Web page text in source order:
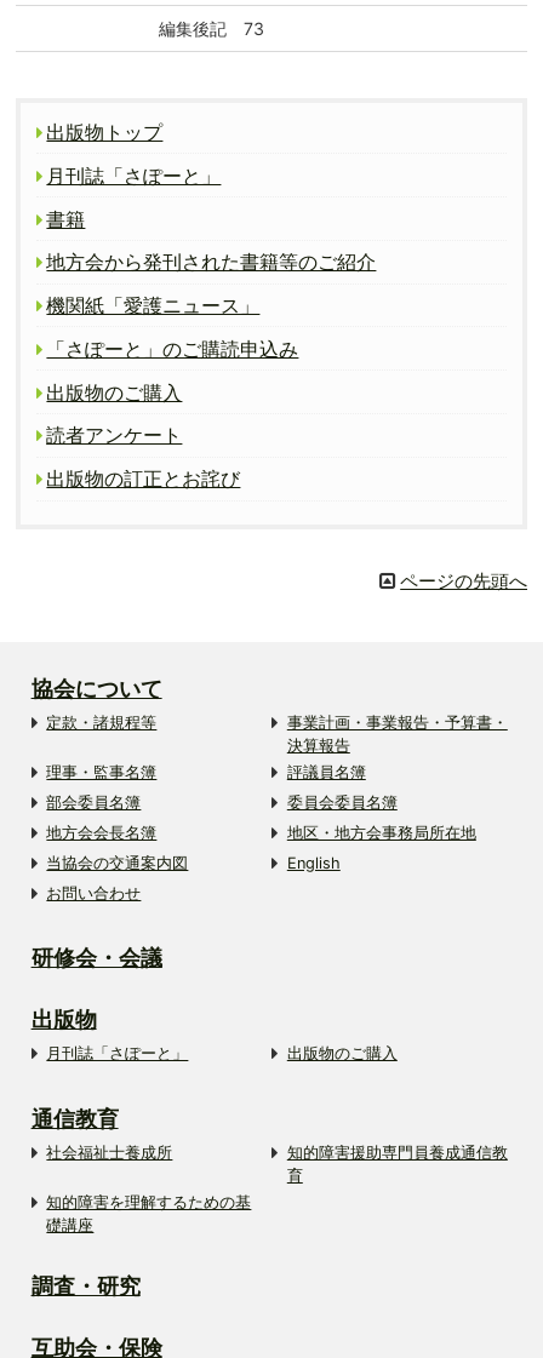
編集後記 73
出版物トップ
月刊誌「さぽーと」
書籍
地方会から発刊された書籍等のご紹介
機関紙「愛護ニュース」
「さぽーと」のご購読申込み
出版物のご購入
読者アンケート
出版物の訂正とお詫び
ページの先頭へ
協会について
定款・諸規程等
事業計画・事業報告・予算書・
決算報告
理事・監事名簿
評議員名簿
部会委員名簿
委員会委員名簿
地方会会長名簿
地区・地方会事務局所在地
当協会の交通案内図
English
お問い合わせ
研修会・会議
出版物
月刊誌「さぽーと」 出版物のご購入
通信教育
社会福祉士養成所
知的障害援助専門員養成通信教
育
知的障害を理解するための基
礎講座
調査・研究
互助会・保険